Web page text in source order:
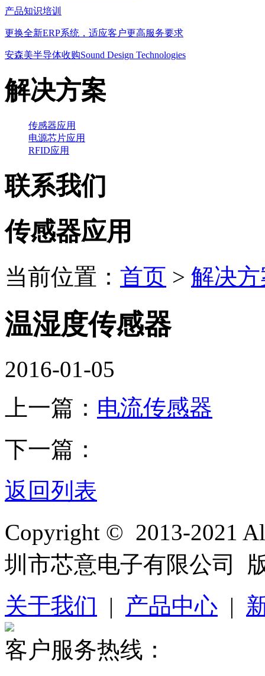
产品知识培训
更换全新ERP系统，适应客户更高服务要求
安森美半导体收购Sound Design Technologies
解决方案
传感器应用
电源芯片应用
RFID应用
联系我们
传感器应用
当前位置： 首页 > 解决
温湿度传感器
2016-01-05
上一篇： 电流传感器
下一篇：
返回列表
Copyright © 2013-2021
圳市芯意电子有限公司
关于我们 | 产品中心 |
客户服务热线：